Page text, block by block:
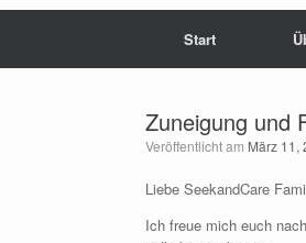
Start
Zuneigung und
Veröffentlicht am März 11,
Liebe SeekandCare
Ich freue mich euch